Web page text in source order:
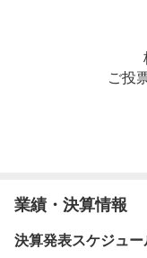
ご投
業績・決算情報
決算発表スケジュー